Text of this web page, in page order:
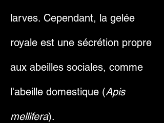
larves. Cependant, la gelée
royale est une sécrétion propre
aux abeilles sociales, comme
l'abeille domestique (Apis
mellifera).